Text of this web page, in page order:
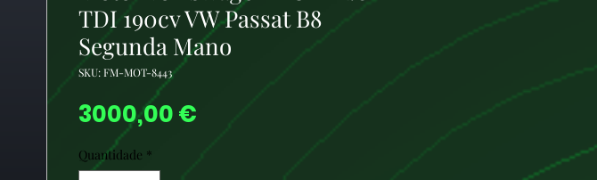
TDI 190cv VW Passat B8
Segunda Mano
SKU: FM-MOT-8443
3000,00 €
Quantidade *